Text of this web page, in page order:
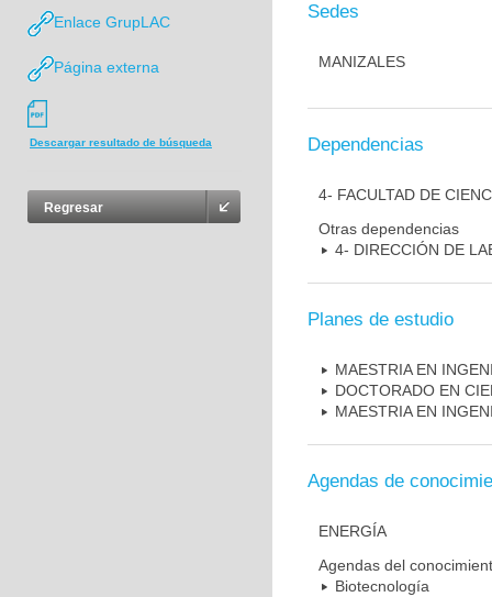
Enlace GrupLAC
Página externa
Descargar resultado de búsqueda
Regresar
Sedes
MANIZALES
Dependencias
4- FACULTAD DE
Otras dependencias
4- DIRECCIÓN DE
Planes de estudio
MAESTRIA EN
DOCTORADO EN
MAESTRIA EN
Agendas de
ENERGÍA
Agendas del
Biotecnología